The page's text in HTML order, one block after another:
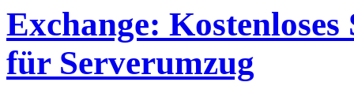
Exchange:
für Serverumzug